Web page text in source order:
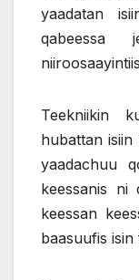
yaadatan
qabeessa
Teekniikin
hubattan
yaadachuu
keessanis ni
keessan
baasuufis isin